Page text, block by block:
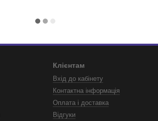
Клієнтам
Вхід до кабінету
Контактна інформація
Оплата і доставка
Відгуки